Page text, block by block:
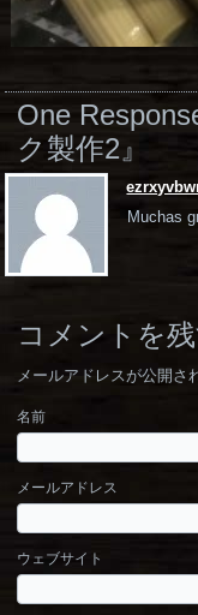
One
ク製作2』
Muchas
コメントを
メールアドレスが公開さ
名前
メールアドレス
ウェブサイト